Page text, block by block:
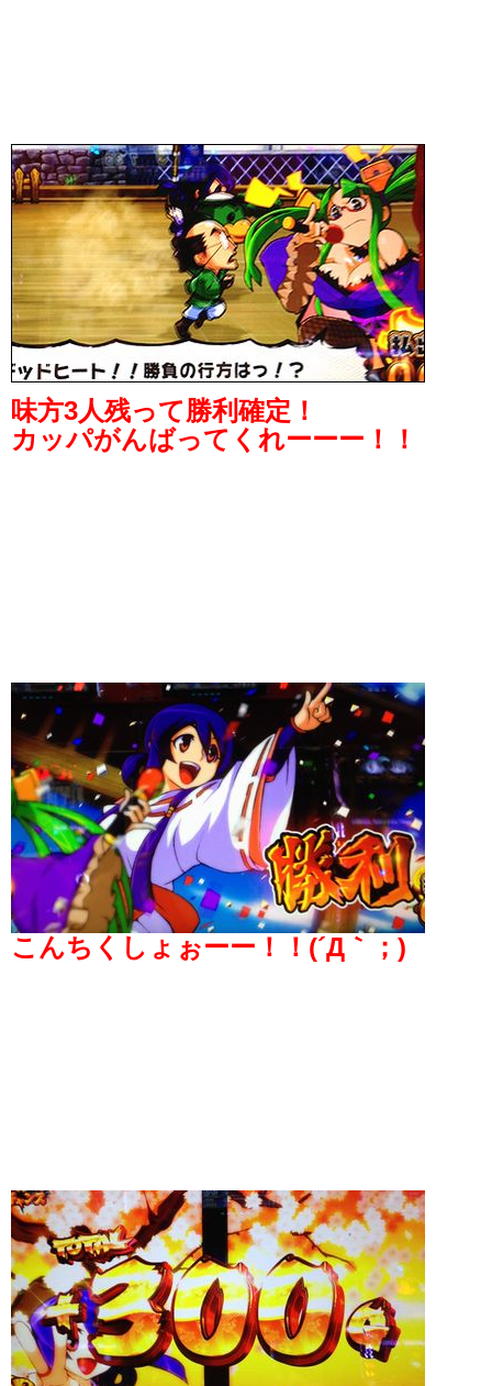
味方3人残って勝利確定！
カッパがんばってくれーーー！！
こんちくしょぉーー！！(´Д｀；)